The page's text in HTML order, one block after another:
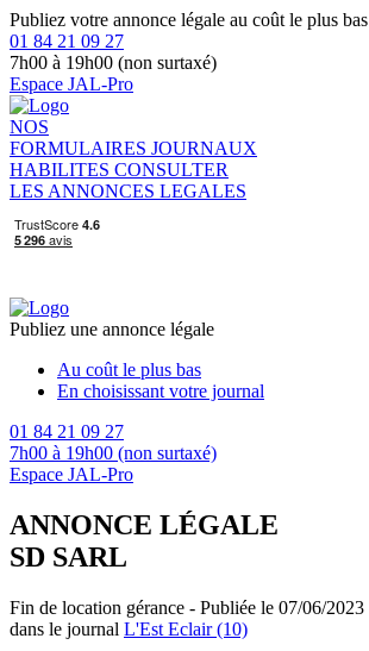
Publiez votre annonce légale au coût le plus bas
01 84 21 09 27
7h00 à 19h00 (non surtaxé)
Espace JAL-Pro
NOS
FORMULAIRES JOURNAUX
HABILITES CONSULTER
LES ANNONCES LEGALES
Publiez une annonce légale
Au coût le plus bas
En choisissant votre journal
01 84 21 09 27
7h00 à 19h00 (non surtaxé)
Espace JAL-Pro
ANNONCE LÉGALE
SD SARL
Fin de location gérance - Publiée le 07/06/2023
dans le journal L'Est Eclair (10)